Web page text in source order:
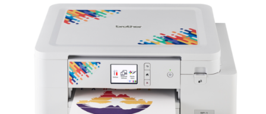
$1.439.000.$1.300.000.